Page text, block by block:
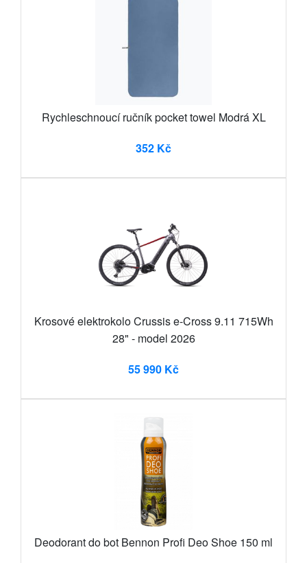
Rychleschnoucí ručník pocket towel Modrá XL
352 Kč
Krosové elektrokolo Crussis e-Cross 9.11 715Wh
28" - model 2026
55 990 Kč
Deodorant do bot Bennon Profi Deo Shoe 150 ml